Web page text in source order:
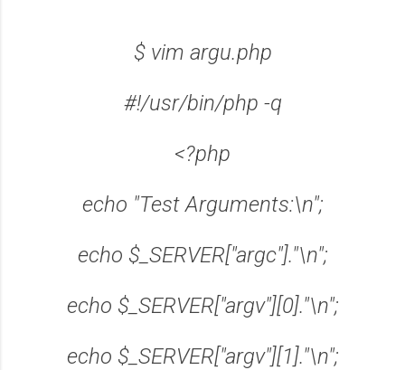
$ vim argu.php
#!/usr/bin/php -q
<?php
echo "Test Arguments:\n";
echo $_SERVER["argc"]."\n";
echo $_SERVER["argv"][0]."\n";
echo $_SERVER["argv"][1]."\n";